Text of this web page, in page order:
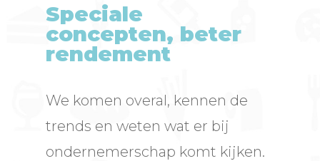
Speciale
concepten, beter
rendement
We komen overal, kennen de
trends en weten wat er bij
ondernemerschap komt kijken.